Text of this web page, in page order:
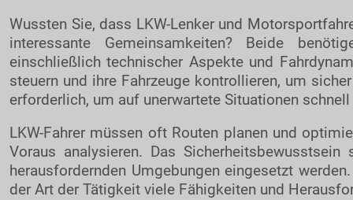
Wussten Sie, dass LKW-Lenker und
interessante Gemeinsamkeiten? Beide
einschließlich technischer Aspekte und
steuern und ihre Fahrzeuge kontrollieren, um
erforderlich, um auf unerwartete Situationen schnell
LKW-Fahrer müssen oft Routen planen und
Voraus analysieren. Das
herausfordernden Umgebungen eingesetzt
der Art der Tätigkeit viele Fähigkeiten und